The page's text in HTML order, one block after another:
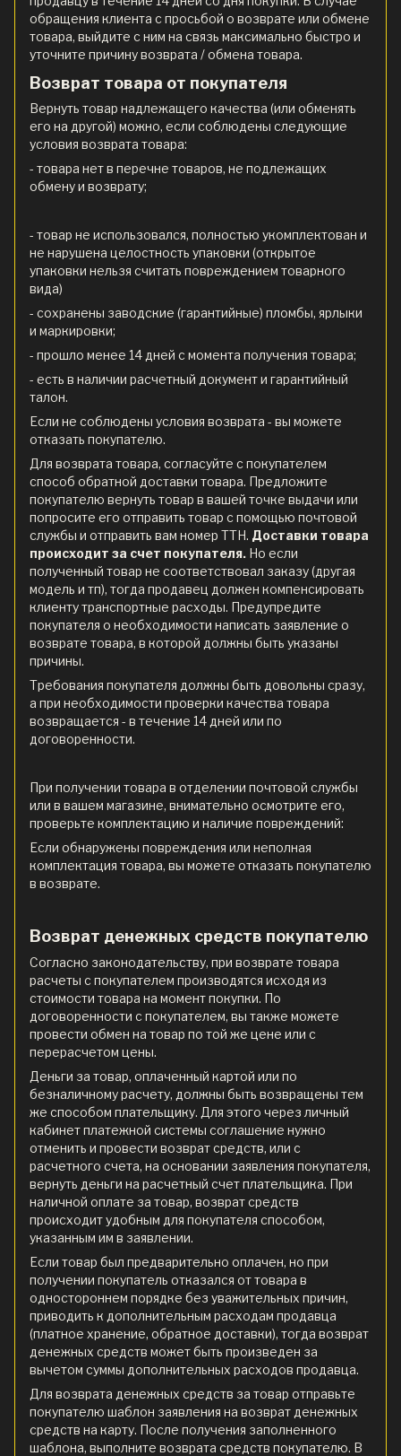
обращения клиента с просьбой о возврате или обмене
товара, выйдите с ним на связь максимально быстро и
уточните причину возврата / обмена товара.
Возврат товара от покупателя
Вернуть товар надлежащего качества (или обменять
его на другой) можно, если соблюдены следующие
условия возврата товара:
- товара нет в перечне товаров, не подлежащих
обмену и возврату;
- товар не использовался, полностью укомплектован и
не нарушена целостность упаковки (открытое
упаковки нельзя считать повреждением товарного
вида)
- сохранены заводские (гарантийные) пломбы, ярлыки
и маркировки;
- прошло менее 14 дней с момента получения товара;
- есть в наличии расчетный документ и гарантийный
талон.
Если не соблюдены условия возврата - вы можете
отказать покупателю.
Для возврата товара, согласуйте с покупателем
способ обратной доставки товара. Предложите
покупателю вернуть товар в вашей точке выдачи или
попросите его отправить товар с помощью почтовой
службы и отправить вам номер ТТН. Доставки товара
происходит за счет покупателя. Но если
полученный товар не соответствовал заказу (другая
модель и тп), тогда продавец должен компенсировать
клиенту транспортные расходы. Предупредите
покупателя о необходимости написать заявление о
возврате товара, в которой должны быть указаны
причины.
Требования покупателя должны быть довольны сразу,
а при необходимости проверки качества товара
возвращается - в течение 14 дней или по
договоренности.
При получении товара в отделении почтовой службы
или в вашем магазине, внимательно осмотрите его,
проверьте комплектацию и наличие повреждений:
Если обнаружены повреждения или неполная
комплектация товара, вы можете отказать покупателю
в возврате.
Возврат денежных средств покупателю
Согласно законодательству, при возврате товара
расчеты с покупателем производятся исходя из
стоимости товара на момент покупки. По
договоренности с покупателем, вы также можете
провести обмен на товар по той же цене или с
перерасчетом цены.
Деньги за товар, оплаченный картой или по
безналичному расчету, должны быть возвращены тем
же способом плательщику. Для этого через личный
кабинет платежной системы соглашение нужно
отменить и провести возврат средств, или с
расчетного счета, на основании заявления покупателя,
вернуть деньги на расчетный счет плательщика. При
наличной оплате за товар, возврат средств
происходит удобным для покупателя способом,
указанным им в заявлении.
Если товар был предварительно оплачен, но при
получении покупатель отказался от товара в
одностороннем порядке без уважительных причин,
приводить к дополнительным расходам продавца
(платное хранение, обратное доставки), тогда возврат
денежных средств может быть произведен за
вычетом суммы дополнительных расходов продавца.
Для возврата денежных средств за товар отправьте
покупателю шаблон заявления на возврат денежных
средств на карту. После получения заполненного
шаблона, выполните возврата средств покупателю. В